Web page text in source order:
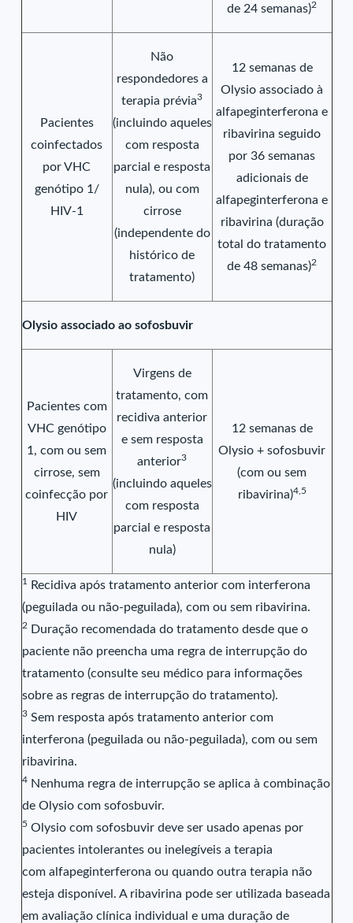
de 24 semanas)2
Pacientes
coinfectados
por VHC
genótipo 1/
HIV-1
Não
respondedores a
terapia prévia3
(incluindo aqueles
com resposta
parcial e resposta
nula), ou com
cirrose
(independente do
histórico de
tratamento)
12 semanas de
Olysio associado à
alfapeginterferona e
ribavirina seguido
por 36 semanas
adicionais de
alfapeginterferona e
ribavirina (duração
total do tratamento
de 48 semanas)2
Olysio associado ao sofosbuvir
Pacientes com
VHC genótipo
1, com ou sem
cirrose, sem
coinfecção por
HIV
Virgens de
tratamento, com
recidiva anterior
e sem resposta
anterior3
(incluindo aqueles
com resposta
parcial e resposta
nula)
12 semanas de
Olysio + sofosbuvir
(com ou sem
ribavirina)4,5
1
Recidiva após tratamento anterior com interferona
(peguilada ou não-peguilada), com ou sem ribavirina.
2Duração recomendada do tratamento desde que o
paciente não preencha uma regra de interrupção do
tratamento (consulte seu médico para informações
sobre as regras de interrupção do tratamento).
3Sem resposta após tratamento anterior com
interferona (peguilada ou não-peguilada), com ou sem
ribavirina.
4Nenhuma regra de interrupção se aplica à combinação
de Olysio com sofosbuvir.
5 Olysio com sofosbuvir deve ser usado apenas por
pacientes intolerantes ou inelegíveis a terapia
com alfapeginterferona ou quando outra terapia não
esteja disponível. A ribavirina pode ser utilizada baseada
em avaliação clínica individual e uma duração de